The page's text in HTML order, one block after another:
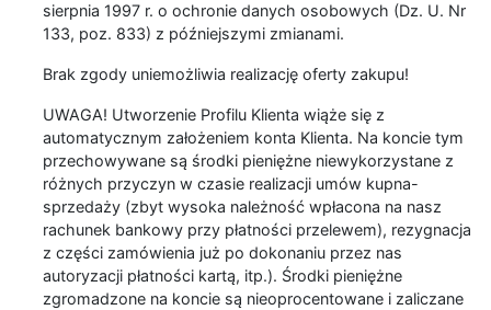
sierpnia 1997 r. o ochronie danych osobowych (Dz. U. Nr
133, poz. 833) z późniejszymi zmianami.
Brak zgody uniemożliwia realizację oferty zakupu!
UWAGA! Utworzenie Profilu Klienta wiąże się z
automatycznym założeniem konta Klienta. Na koncie tym
przechowywane są środki pieniężne niewykorzystane z
różnych przyczyn w czasie realizacji umów kupna-
sprzedaży (zbyt wysoka należność wpłacona na nasz
rachunek bankowy przy płatności przelewem), rezygnacja
z części zamówienia już po dokonaniu przez nas
autoryzacji płatności kartą, itp.). Środki pieniężne
zgromadzone na koncie są nieoprocentowane i zaliczane